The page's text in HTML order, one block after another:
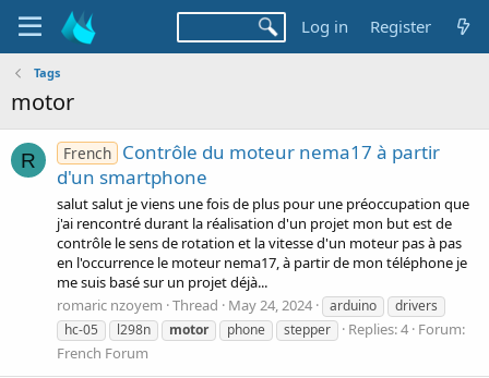
Log in Register
Tags
motor
R French Contrôle du moteur nema17 à partir
d'un smartphone
salut salut je viens une fois de plus pour une préoccupation que
j'ai rencontré durant la réalisation d'un projet mon but est de
contrôle le sens de rotation et la vitesse d'un moteur pas à pas
en l'occurrence le moteur nema17, à partir de mon téléphone je
me suis basé sur un projet déjà...
romaric nzoyem Thread May 24, 2024 arduino
drivers
hc-05
l298n motor phone stepper Replies: 4 Forum:
French Forum